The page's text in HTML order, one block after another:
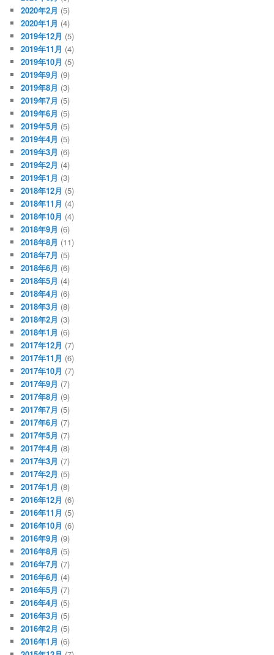
2020年2月 (5)
2020年1月 (4)
2019年12月 (5)
2019年11月 (4)
2019年10月 (5)
2019年9月 (9)
2019年8月 (3)
2019年7月 (5)
2019年6月 (5)
2019年5月 (5)
2019年4月 (5)
2019年3月 (6)
2019年2月 (4)
2019年1月 (3)
2018年12月 (5)
2018年11月 (4)
2018年10月 (4)
2018年9月 (6)
2018年8月 (11)
2018年7月 (5)
2018年6月 (6)
2018年5月 (4)
2018年4月 (6)
2018年3月 (8)
2018年2月 (3)
2018年1月 (6)
2017年12月 (7)
2017年11月 (6)
2017年10月 (7)
2017年9月 (7)
2017年8月 (9)
2017年7月 (5)
2017年6月 (7)
2017年5月 (7)
2017年4月 (8)
2017年3月 (7)
2017年2月 (5)
2017年1月 (8)
2016年12月 (6)
2016年11月 (5)
2016年10月 (6)
2016年9月 (9)
2016年8月 (5)
2016年7月 (7)
2016年6月 (4)
2016年5月 (7)
2016年4月 (5)
2016年3月 (5)
2016年2月 (5)
2016年1月 (6)